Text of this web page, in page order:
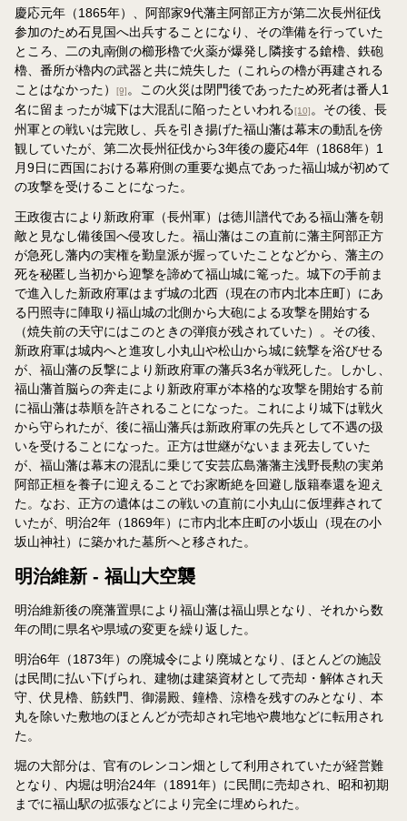
慶応元年（1865年）、阿部家9代藩主阿部正方が第二次長州征伐
参加のため石見国へ出兵することになり、その準備を行っていた
ところ、二の丸南側の櫛形櫓で火薬が爆発し隣接する鎗櫓、鉄砲
櫓、番所が櫓内の武器と共に焼失した（これらの櫓が再建される
ことはなかった）
[9] 。この火災は閉門後であったため死者は番人1
名に留まったが城下は大混乱に陥ったといわれる[10] 。その後、長
州軍との戦いは完敗し、兵を引き揚げた福山藩は幕末の動乱を傍
観していたが、第二次長州征伐から3年後の慶応4年（1868年）1
月9日に西国における幕府側の重要な拠点であった福山城が初めて
の攻撃を受けることになった。
王政復古により新政府軍（長州軍）は徳川譜代である福山藩を朝
敵と見なし備後国へ侵攻した。福山藩はこの直前に藩主阿部正方
が急死し藩内の実権を勤皇派が握っていたことなどから、藩主の
死を秘匿し当初から迎撃を諦めて福山城に篭った。城下の手前ま
で進入した新政府軍はまず城の北西（現在の市内北本庄町）にあ
る円照寺に陣取り福山城の北側から大砲による攻撃を開始する
（焼失前の天守にはこのときの弾痕が残されていた）。その後、
新政府軍は城内へと進攻し小丸山や松山から城に銃撃を浴びせる
が、福山藩の反撃により新政府軍の藩兵3名が戦死した。しかし、
福山藩首脳らの奔走により新政府軍が本格的な攻撃を開始する前
に福山藩は恭順を許されることになった。これにより城下は戦火
から守られたが、後に福山藩兵は新政府軍の先兵として不遇の扱
いを受けることになった。正方は世継がないまま死去していた
が、福山藩は幕末の混乱に乗じて安芸広島藩藩主浅野長勲の実弟
阿部正桓を養子に迎えることでお家断絶を回避し版籍奉還を迎え
た。なお、正方の遺体はこの戦いの直前に小丸山に仮埋葬されて
いたが、明治2年（1869年）に市内北本庄町の小坂山（現在の小
坂山神社）に築かれた墓所へと移された。
明治維新 - 福山大空襲
明治維新後の廃藩置県により福山藩は福山県となり、それから数
年の間に県名や県域の変更を繰り返した。
明治6年（1873年）の廃城令により廃城となり、ほとんどの施設
は民間に払い下げられ、建物は建築資材として売却・解体され天
守、伏見櫓、筋鉄門、御湯殿、鐘櫓、涼櫓を残すのみとなり、本
丸を除いた敷地のほとんどが売却され宅地や農地などに転用され
た。
堀の大部分は、官有のレンコン畑として利用されていたが経営難
となり、内堀は明治24年（1891年）に民間に売却され、昭和初期
までに福山駅の拡張などにより完全に埋められた。